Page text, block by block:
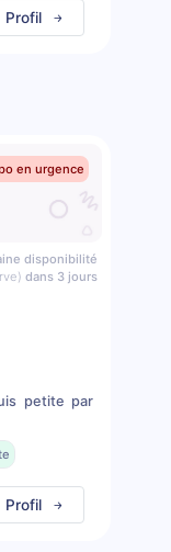
Profil
en urgence
disponibilité
dans 3 jours
petite par
Profil